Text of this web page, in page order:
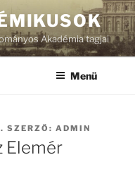
Akadémia tagjai
Menü
SZERZŐ: ADMIN
Elemér